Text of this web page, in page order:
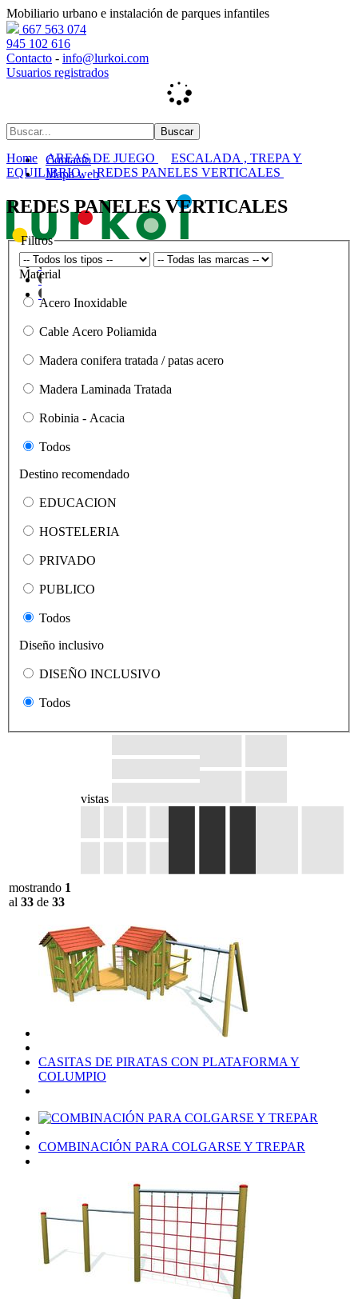
Mobiliario urbano e instalación de parques infantiles
667 563 074
945 102 616
Contacto - info@lurkoi.com
Usuarios registrados
Contacto
Mapa web
Home AREAS DE JUEGO
ESCALADA , TREPA Y
EQUILIBRIO
REDES PANELES VERTICALES
REDES PANELES VERTICALES
Filtros
Material
Acero Inoxidable
Cable Acero Poliamida
Madera conifera tratada / patas acero
Madera Laminada Tratada
Robinia - Acacia
Todos
Destino recomendado
EDUCACION
HOSTELERIA
PRIVADO
PUBLICO
Todos
Diseño inclusivo
DISEÑO INCLUSIVO
Todos
vistas
mostrando 1
al 33 de 33
CASITAS DE PIRATAS CON PLATAFORMA Y
COLUMPIO
COMBINACIÓN PARA COLGARSE Y TREPAR